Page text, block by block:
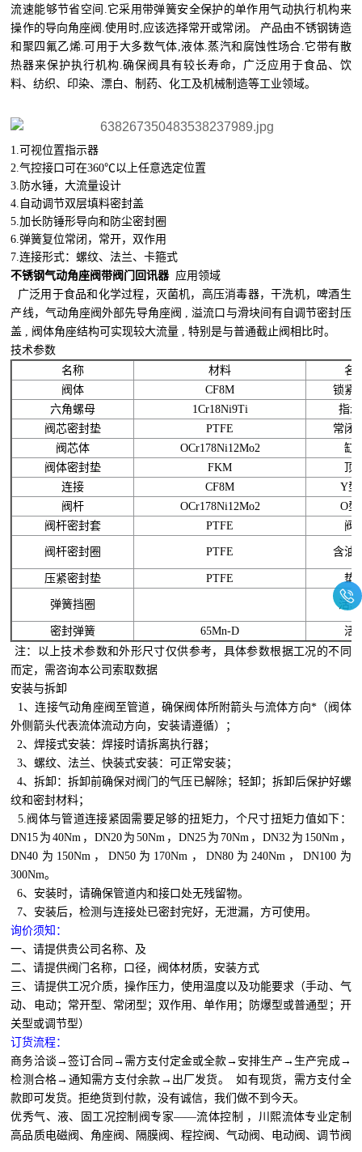
流速能够节省空间.它采用带弹簧安全保护的单作用气动执行机构来
操作的导向角座阀.使用时,应该选择常开或常闭。 产品由不锈钢铸造
和聚四氟乙烯.可用于大多数气体,液体.蒸汽和腐蚀性场合.它带有散
热器来保护执行机构.确保阀具有较长寿命，广泛应用于食品、饮
料、纺织、印染、漂白、制药、化工及机械制造等工业领域。
1.可视位置指示器
2.气控接口可在360℃以上任意选定位置
3.防水锤，大流量设计
4.自动调节双层填料密封盖
5.加长防锤形导向和防尘密封圈
6.弹簧复位常闭，常开，双作用
7.连接形式：螺纹、法兰、卡箍式
不锈钢气动角座阀带阀门回讯器应用领域
广泛用于食品和化学过程，灭菌机，高压消毒器，干洗机，啤酒生
产线，气动角座阀外部先导角座阀 , 溢流口与滑块间有自调节密封压
盖 , 阀体角座结构可实现较大流量 , 特别是与普通截止阀相比时。
技术参数
名称
材料
名
阀体
CF8M
锁紧
六角螺母
1Cr18Ni9Ti
指
阀芯密封垫
PTFE
常闭
阀芯体
OCr178Ni12Mo2
缸
阀体密封垫
FKM
顶
连接
CF8M
Y型
阀杆
OCr178Ni12Mo2
O型
阀杆密封套
PTFE 阀
阀杆密封圈 PTFE 含油
压紧密封垫 PTFE 垫
弹簧挡圈 活
密封弹簧 65Mn-D
活
注：以上技术参数和外形尺寸仅供参考，具体参数根据工况的不同
而定，需咨询本公司索取数据
安装与拆卸
1、连接气动角座阀至管道，确保阀体所附箭头与流体方向*（阀体
外侧箭头代表流体流动方向，安装请遵循）；
2、焊接式安装：焊接时请拆离执行器；
3、螺纹、法兰、快装式安装：可正常安装；
4、拆卸：拆卸前确保对阀门的气压已解除；轻卸；拆卸后保护好螺
纹和密封材料；
5.阀体与管道连接紧固需要足够的扭矩力，个尺寸扭矩力值如下：
DN15为40Nm，DN20为50Nm，DN25为70Nm，DN32为150Nm，
DN40为150Nm，DN50为170Nm，DN80为240Nm，DN100为
300Nm。
6、安装时，请确保管道内和接口处无残留物。
7、安装后，检测与连接处已密封完好，无泄漏，方可使用。
询价须知：
一、请提供贵公司名称、及
二、请提供阀门名称，口径，阀体材质，安装方式
三、请提供工况介质，操作压力，使用温度以及功能要求（手动、气
动、电动；常开型、常闭型；双作用、单作用；防爆型或普通型；开
关型或调节型）
订货流程：
商务洽谈→签订合同→需方支付定金或全款→安排生产→生产完成→
检测合格→通知需方支付余款→出厂发货。 如有现货，需方支付全
款即可发货。拒绝货到付款，没有诚信，我们做不到今天。
优秀气、液、固工况控制阀专家——流体控制 ，川熙流体专业定制
高品质电磁阀、角座阀、隔膜阀、程控阀、气动阀、电动阀、调节阀